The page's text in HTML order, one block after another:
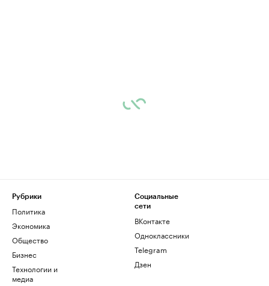
Рубрики
Политика
Экономика
Общество
Бизнес
Технологии и
медиа
Социальные
сети
ВКонтакте
Одноклассники
Telegram
Дзен